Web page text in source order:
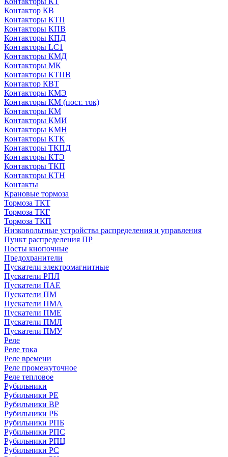
Контактор КВ
Контакторы КТП
Контакторы КПВ
Контакторы КПД
Контакторы LC1
Контакторы КМД
Контакторы МК
Контакторы КТПВ
Контактор КВТ
Контакторы КМЭ
Контакторы КМ (пост. ток)
Контакторы КМ
Контакторы КМИ
Контакторы КМН
Контакторы КТК
Контакторы ТКПД
Контакторы КТЭ
Контакторы ТКП
Контакторы КТН
Контакты
Крановые тормоза
Тормоза ТКТ
Тормоза ТКГ
Тормоза ТКП
Низковольтные устройства распределения и управления
Пункт распределения ПР
Посты кнопочные
Предохранители
Пускатели электромагнитные
Пускатели РПЛ
Пускатели ПАЕ
Пускатели ПМ
Пускатели ПМА
Пускатели ПМЕ
Пускатели ПМЛ
Пускатели ПМУ
Реле
Реле тока
Реле времени
Реле промежуточное
Реле тепловое
Рубильники
Рубильники РЕ
Рубильники ВР
Рубильники РБ
Рубильники РПБ
Рубильники РПС
Рубильники РПЦ
Рубильники РС